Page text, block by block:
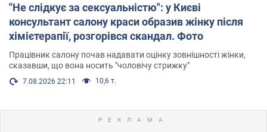
"Не слідкує за сексуальністю": у Києві
консультант салону краси образив жінку після
хімієтерапії, розгорівся скандал. Фото
Працівник салону почав надавати оцінку зовнішності жінки,
сказавши, що вона носить "чоловічу стрижку"
7.08.2026 22:11 10,6 т.